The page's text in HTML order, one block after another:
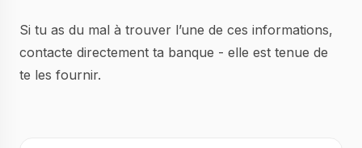
Si tu as du mal à trouver l’une de ces informations,
contacte directement ta banque - elle est tenue de
te les fournir.